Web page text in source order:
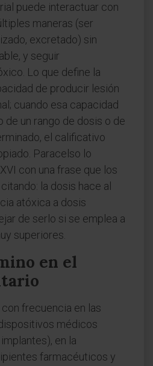
puede interactuar con
maneras (ser
excretado) sin
y seguir
Lo que define la
de producir lesión
cuando esa capacidad
de un rango de dosis o de
el calificativo
Paracelso lo
con una frase que los
la dosis hace al
atóxica a dosis
de serlo si se emplea a
superiores.
en el
frecuencia en las
médicos
en la
farmacéuticos y